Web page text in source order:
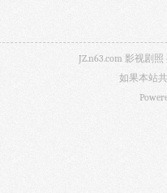
JZ.n63.com 影视剧
如果本站